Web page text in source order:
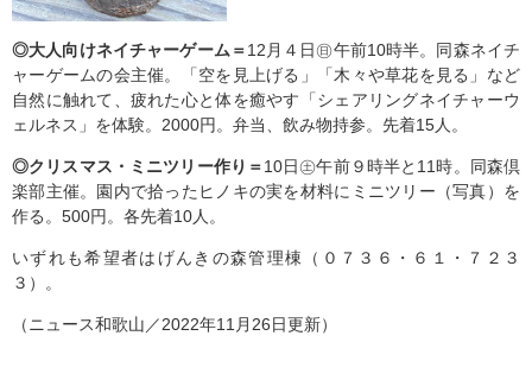
◎大人向けネイチャーゲーム＝12月４日㊐午前10時半。同森ネイチ
ャーゲームの会主催。「空を見上げる」「木々や草花を見る」など
自然に触れて、疲れた心と体を癒やす「シェアリングネイチャーウ
ェルネス」を体験。2000円。弁当、飲み物持参。先着15人。
◎クリスマス・ミニツリー作り＝10日㊏午前９時半と11時。同森倶
楽部主催。園内で拾ったヒノキの実を材料にミニツリー（写真）を
作る。500円。各先着10人。
いずれも希望者はげんきの森管理棟（０７３６・６１・７２３
３）。
（ニュース和歌山／2022年11月26日更新）